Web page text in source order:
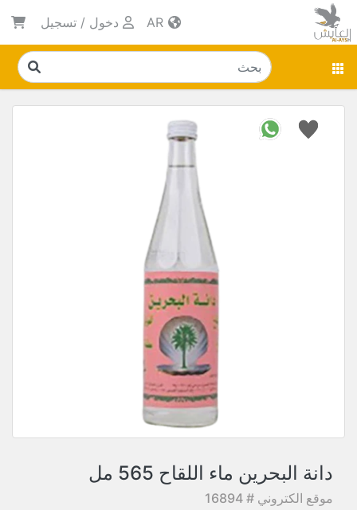
دخول / تسجيل
دانة البحرين ماء اللقاح 565 مل
موقع الكتروني # 16894